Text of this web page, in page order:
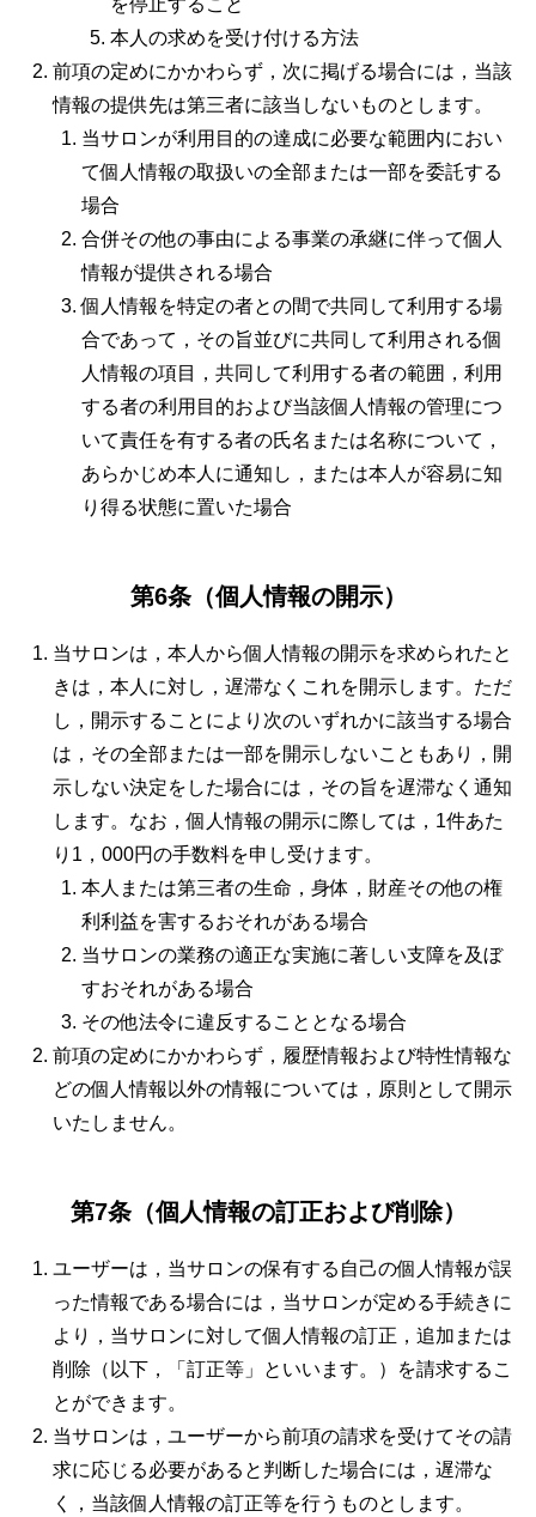
を停止すること
本人の求めを受け付ける方法
前項の定めにかかわらず，次に掲げる場合には，当該
情報の提供先は第三者に該当しないものとします。
当サロンが利用目的の達成に必要な範囲内におい
て個人情報の取扱いの全部または一部を委託する
場合
合併その他の事由による事業の承継に伴って個人
情報が提供される場合
個人情報を特定の者との間で共同して利用する場
合であって，その旨並びに共同して利用される個
人情報の項目，共同して利用する者の範囲，利用
する者の利用目的および当該個人情報の管理につ
いて責任を有する者の氏名または名称について，
あらかじめ本人に通知し，または本人が容易に知
り得る状態に置いた場合
第6条（個人情報の開示）
当サロンは，本人から個人情報の開示を求められたと
きは，本人に対し，遅滞なくこれを開示します。ただ
し，開示することにより次のいずれかに該当する場合
は，その全部または一部を開示しないこともあり，開
示しない決定をした場合には，その旨を遅滞なく通知
します。なお，個人情報の開示に際しては，1件あた
り1，000円の手数料を申し受けます。
本人または第三者の生命，身体，財産その他の権
利利益を害するおそれがある場合
当サロンの業務の適正な実施に著しい支障を及ぼ
すおそれがある場合
その他法令に違反することとなる場合
前項の定めにかかわらず，履歴情報および特性情報な
どの個人情報以外の情報については，原則として開示
いたしません。
第7条（個人情報の訂正および削除）
ユーザーは，当サロンの保有する自己の個人情報が誤
った情報である場合には，当サロンが定める手続きに
より，当サロンに対して個人情報の訂正，追加または
削除（以下，「訂正等」といいます。）を請求するこ
とができます。
当サロンは，ユーザーから前項の請求を受けてその請
求に応じる必要があると判断した場合には，遅滞な
く，当該個人情報の訂正等を行うものとします。